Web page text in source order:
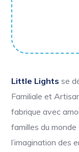
Little Lights se
Familiale et
fabrique avec
familles du
l’imagination des